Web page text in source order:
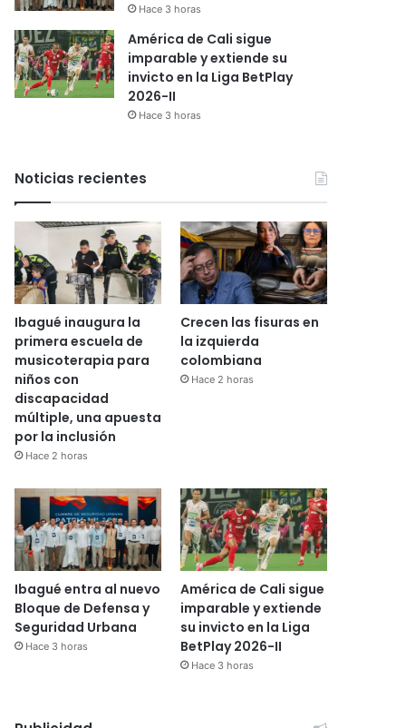
Hace 3 horas
América de Cali sigue
imparable y extiende su
invicto en la Liga BetPlay
2026-II
Hace 3 horas
Noticias recientes
Ibagué inaugura la
primera escuela de
musicoterapia para
niños con
discapacidad
múltiple, una apuesta
por la inclusión
Hace 2 horas
Crecen las fisuras en
la izquierda
colombiana
Hace 2 horas
Ibagué entra al nuevo
Bloque de Defensa y
Seguridad Urbana
Hace 3 horas
América de Cali sigue
imparable y extiende
su invicto en la Liga
BetPlay 2026-II
Hace 3 horas